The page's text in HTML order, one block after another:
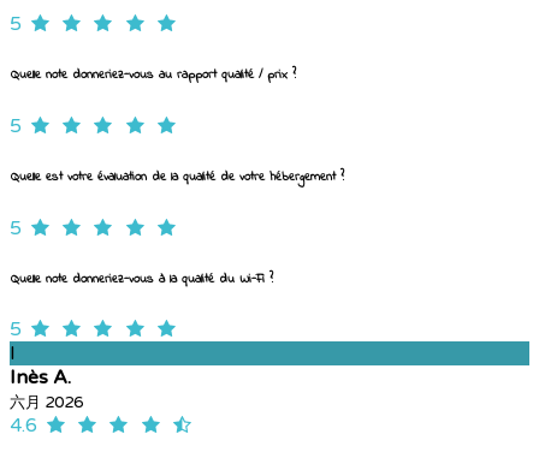
5
Quelle note donneriez-vous au rapport qualité / prix ?
5
Quelle est votre évaluation de la qualité de votre hébergement ?
5
Quelle note donneriez-vous à la qualité du Wi-Fi ?
5
I
Inès A.
六月 2026
4.6